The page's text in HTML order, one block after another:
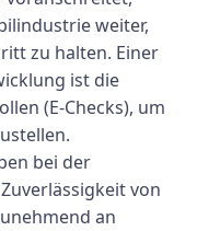
weiter,
zu halten. Einer
ist die
(E-Checks), um
bei der
von
an